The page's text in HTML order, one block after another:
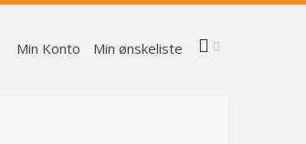
Min Konto Min ønskeliste